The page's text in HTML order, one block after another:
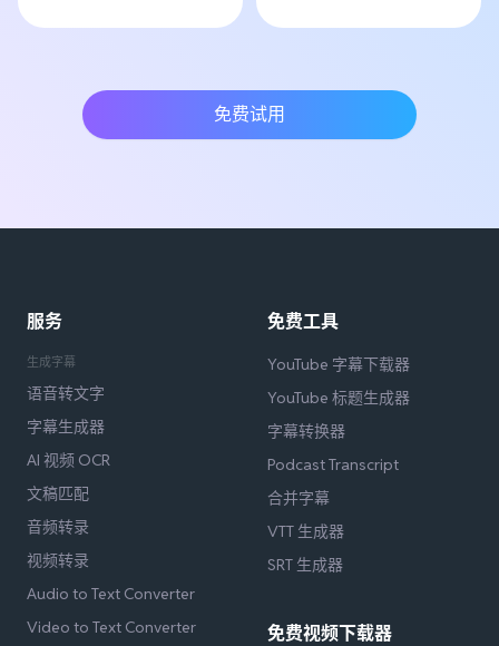
免费试用
服务
生成字幕
语音转文字
字幕生成器
AI 视频 OCR
文稿匹配
音频转录
视频转录
Audio to Text Converter
Video to Text Converter
免费工具
YouTube 字幕下载器
YouTube 标题生成器
字幕转换器
Podcast Transcript
合并字幕
VTT 生成器
SRT 生成器
免费视频下载器